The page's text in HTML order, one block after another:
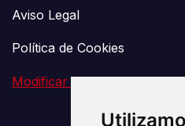
Aviso Legal
Política de Cookies
Modificar preferencia de